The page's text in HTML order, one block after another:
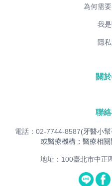
為何需
我
隱
關
聯
電話：02-7744-8587(牙醫小
或醫療機構；醫療相
地址：100臺北市中正